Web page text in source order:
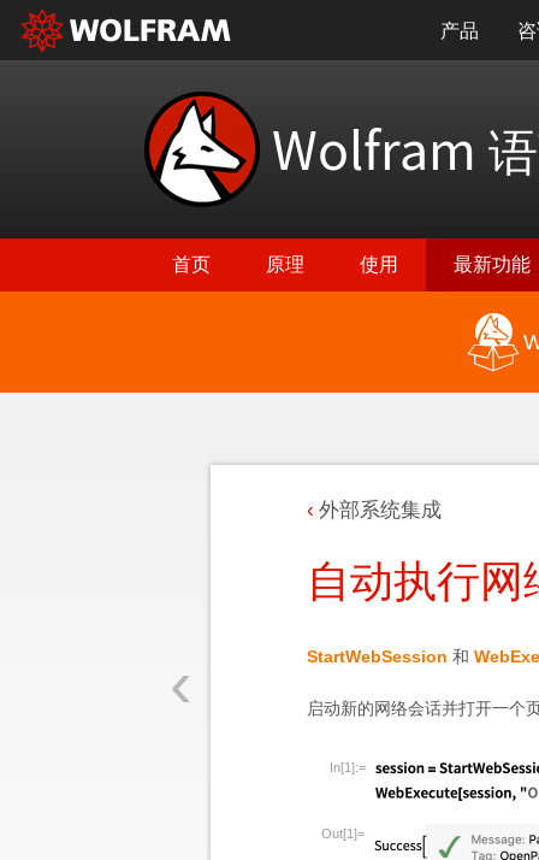
产品
Wolfram
首页 原理 使用 最新功能
‹
外部系统集成
自动执行网
StartWebSession 和
启动新的网络会话并打开一个
In[1]:=
Out[1]=